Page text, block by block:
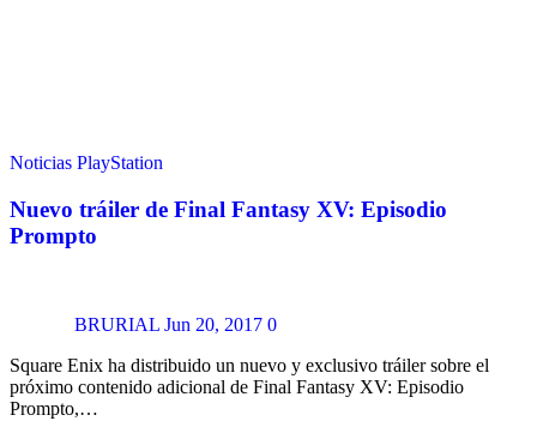
Noticias PlayStation
Nuevo tráiler de Final Fantasy XV: Episodio
Prompto
BRURIAL Jun 20, 2017 0
Square Enix ha distribuido un nuevo y exclusivo tráiler sobre el
próximo contenido adicional de Final Fantasy XV: Episodio
Prompto,…